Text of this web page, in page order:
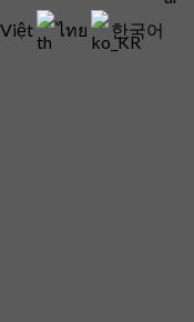
Việt ไทย 한국어